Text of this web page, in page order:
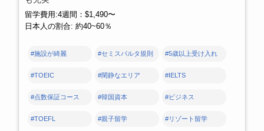
留学費用:4週間：$1,490〜
日本人の割合: 約40~60％
#施設が綺麗 #セミスパルタ規則 #5歳以上受け入れ
#TOEIC #閑静なエリア #IELTS
#点数保証コース #韓国資本 #ビジネス
#TOEFL #親子留学 #リゾート留学